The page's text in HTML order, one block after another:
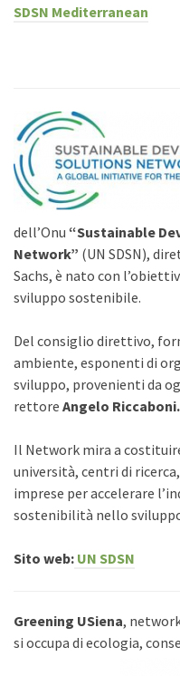
SDSN Mediterranean
dell’Onu “Sustainable
Network” (UN SDSN),
Sachs, è nato con
sviluppo sostenibile.
Del consiglio direttivo,
ambiente, esponenti di
sviluppo, provenienti da
rettore Angelo Riccaboni.
Il Network mira a
università, centri di
imprese per accelerare
sostenibilità nello
Sito web: UN SDSN
Greening USiena,
si occupa di ecologia,